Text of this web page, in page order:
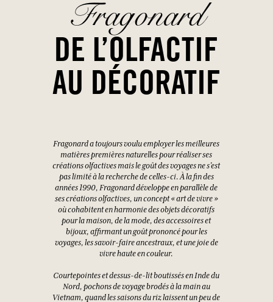
Fragonard
DE L’OLFACTIF
AU DÉCORATIF
Fragonard a toujours voulu employer les meilleures
matières premières naturelles pour réaliser ses
créations olfactives mais le goût des voyages ne s’est
pas limité à la recherche de celles-ci. À la fin des
années 1990, Fragonard développe en parallèle de
ses créations olfactives, un concept « art de vivre »
où cohabitent en harmonie des objets décoratifs
pour la maison, de la mode, des accessoires et
bijoux, affirmant un goût prononcé pour les
voyages, les savoir-faire ancestraux, et une joie de
vivre haute en couleur.
Courtepointes et dessus-de-lit boutissés en Inde du
Nord, pochons de voyage brodés à la main au
Vietnam, quand les saisons du riz laissent un peu de